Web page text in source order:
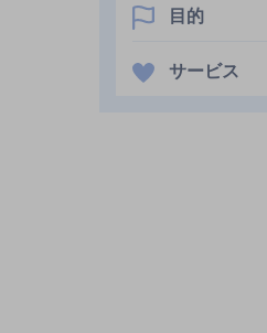
目的
サービス